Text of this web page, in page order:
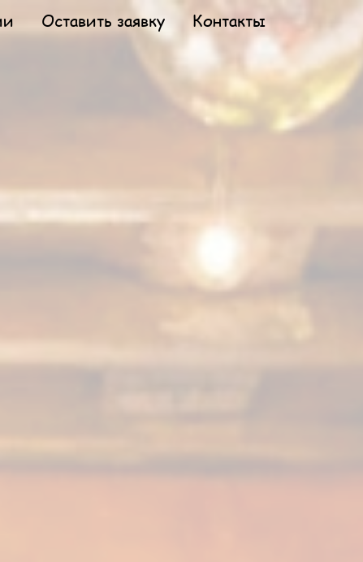
Оставить заявку Контакты